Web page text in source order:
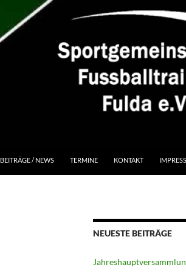
BEITRÄGE / NEWS TERMINE KONTAKT
NEUESTE BEITRÄGE